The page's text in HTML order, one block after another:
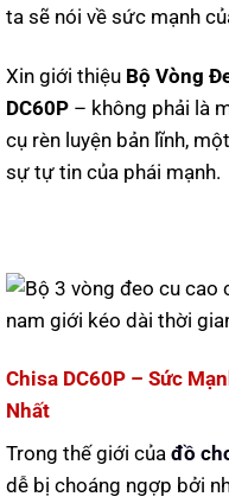
ta sẽ nói về sức mạnh
Xin giới thiệu Bộ Vòng
DC60P – không phải là
cụ rèn luyện bản lĩnh,
sự tự tin của phái mạnh.
Chisa DC60P – Sức
Nhất
Trong thế giới của đồ
dễ bị choáng ngợp bởi